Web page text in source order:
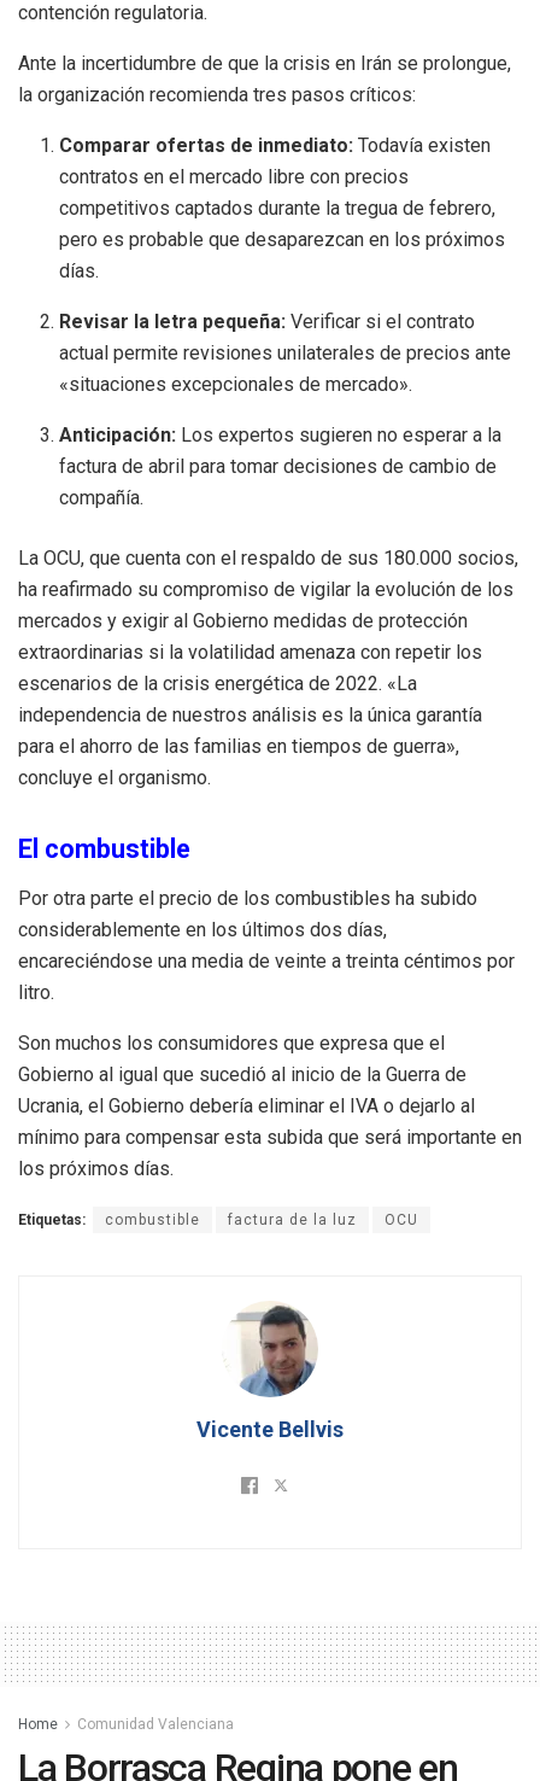
contención regulatoria.
Ante la incertidumbre de que la crisis en Irán se prolongue,
la organización recomienda tres pasos críticos:
Comparar ofertas de inmediato: Todavía existen
contratos en el mercado libre con precios
competitivos captados durante la tregua de febrero,
pero es probable que desaparezcan en los próximos
días.
Revisar la letra pequeña: Verificar si el contrato
actual permite revisiones unilaterales de precios ante
«situaciones excepcionales de mercado».
Anticipación: Los expertos sugieren no esperar a la
factura de abril para tomar decisiones de cambio de
compañía.
La OCU, que cuenta con el respaldo de sus 180.000 socios,
ha reafirmado su compromiso de vigilar la evolución de los
mercados y exigir al Gobierno medidas de protección
extraordinarias si la volatilidad amenaza con repetir los
escenarios de la crisis energética de 2022. «La
independencia de nuestros análisis es la única garantía
para el ahorro de las familias en tiempos de guerra»,
concluye el organismo.
El combustible
Por otra parte el precio de los combustibles ha subido
considerablemente en los últimos dos días,
encareciéndose una media de veinte a treinta céntimos por
litro.
Son muchos los consumidores que expresa que el
Gobierno al igual que sucedió al inicio de la Guerra de
Ucrania, el Gobierno debería eliminar el IVA o dejarlo al
mínimo para compensar esta subida que será importante en
los próximos días.
Etiquetas: combustible factura de la luz OCU
Vicente Bellvis
Home Comunidad Valenciana
La Borrasca Regina pone en